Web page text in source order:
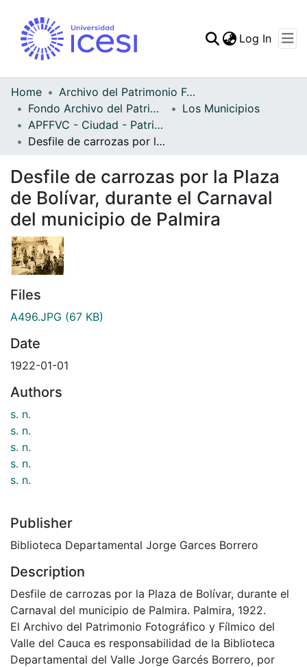
Statistics
Log In
Home
Archivo del Patrimonio Fotográfico y Fílmico del Valle del Cauca
Fondo Archivo del Patrimonio Fotográfico y Fílmico del Valle del Cauca
Los Municipios
APFFVC - Ciudad - Patrimonial
Desfile de carrozas por la Plaza de Bolívar, durante el Carnaval del municipio de Palmira
Desfile de carrozas por la Plaza
de Bolívar, durante el Carnaval
del municipio de Palmira
Files
A496.JPG (67 KB)
Date
1922-01-01
Authors
s. n.
s. n.
s. n.
s. n.
s. n.
Publisher
Biblioteca Departamental Jorge Garces Borrero
Description
Desfile de carrozas por la Plaza de Bolívar, durante el
Carnaval del municipio de Palmira. Palmira, 1922.
El Archivo del Patrimonio Fotográfico y Fílmico del
Valle del Cauca es responsabilidad de la Biblioteca
Departamental del Valle Jorge Garcés Borrero, por